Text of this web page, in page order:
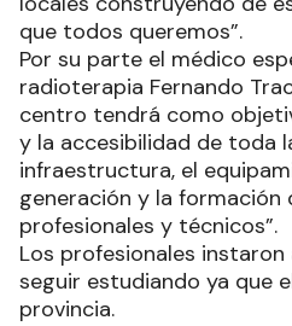
que todos queremos”.
Por su parte el médico
radioterapia Fernando
centro tendrá como
y la accesibilidad de toda
infraestructura, el
generación y la formación
profesionales y técnicos”.
Los profesionales
seguir estudiando ya que
provincia.